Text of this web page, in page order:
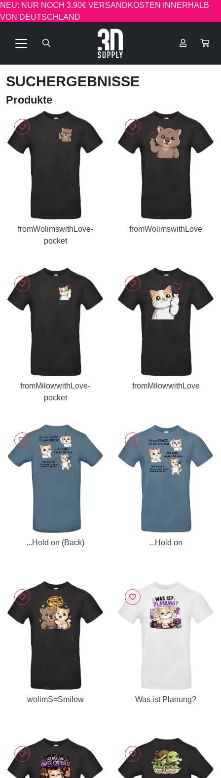
NEU: NUR NOCH 3.90€ VERSANDKOSTEN INNERHALB
VON DEUTSCHLAND
SUCHERGEBNISSE
Produkte
fromWolimswithLove-
pocket
fromWolimswithLove
fromMilowwithLove-
pocket
fromMilowwithLove
...Hold on (Back) ...Hold on
wolimS=Smilow Was ist Planung?